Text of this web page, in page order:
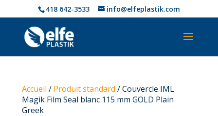
418 642-3533 info@elfeplastik.com
Accueil / Produit standard / Couvercle IML
Magik Film Seal blanc 115 mm GOLD Plain
Greek